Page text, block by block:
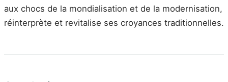
aux chocs de la mondialisation et de la modernisation,
réinterprète et revitalise ses croyances traditionnelles.